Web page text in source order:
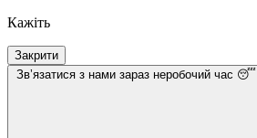
Кажіть
Закрити
Звʼязатися з нами зараз неробочий час 😴